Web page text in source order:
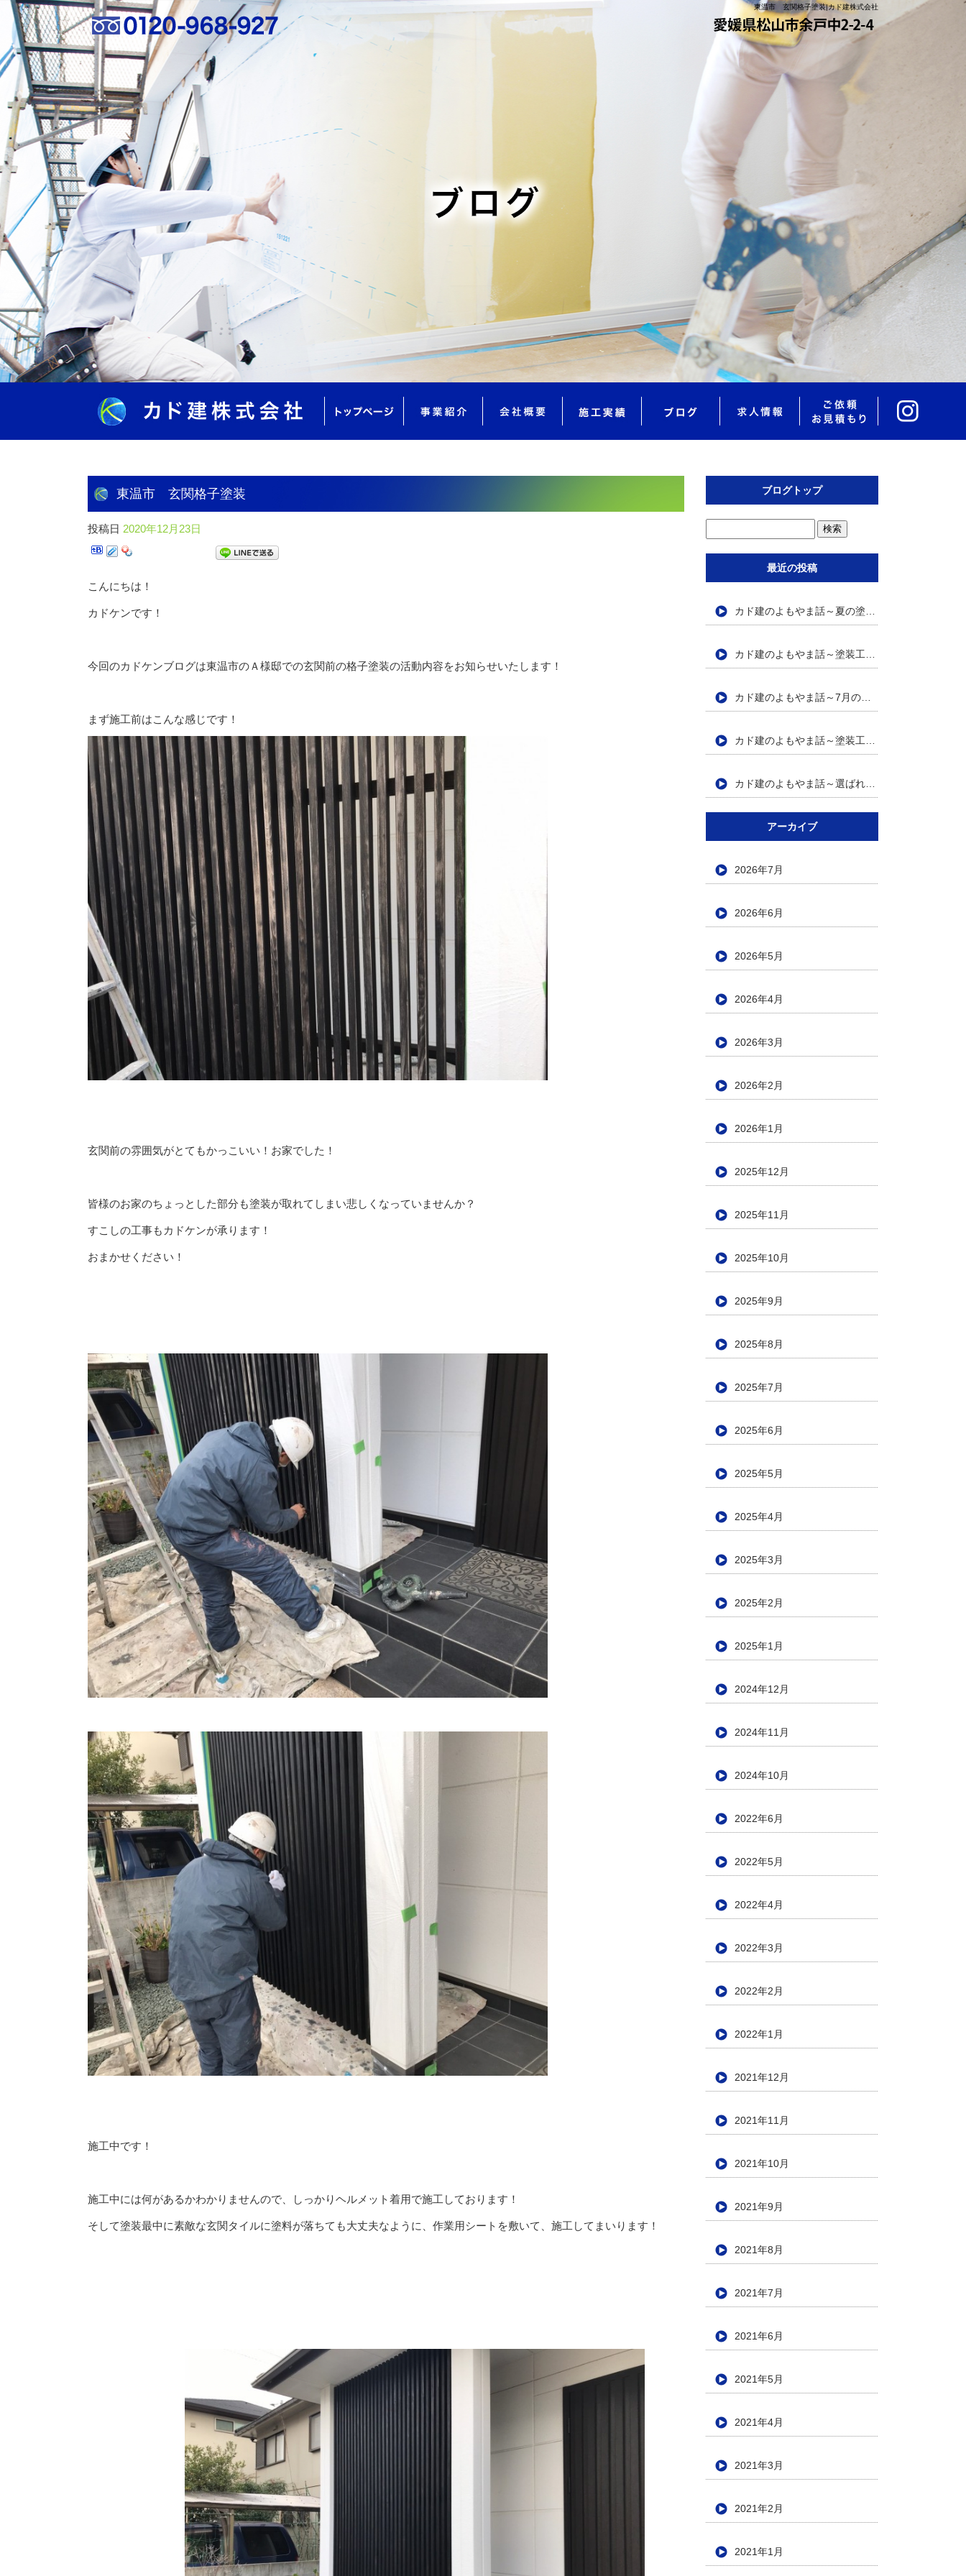
東温市 玄関格子塗装|カド建株式会社
東温市 玄関格子塗装
投稿日 2020年12月23日
こんにちは！
カドケンです！
今回のカドケンブログは東温市のＡ様邸での玄関前の格子塗装の活動内容をお知らせいたします！
まず施工前はこんな感じです！
玄関前の雰囲気がとてもかっこいい！お家でした！
皆様のお家のちょっとした部分も塗装が取れてしまい悲しくなっていませんか？
すこしの工事もカドケンが承ります！
おまかせください！
施工中です！
施工中には何があるかわかりませんので、しっかりヘルメット着用で施工しております！
そして塗装最中に素敵な玄関タイルに塗料が落ちても大丈夫なように、作業用シートを敷いて、施工してまいります！
ブログトップ
最近の投稿
アーカイブ
2026年7月
2026年6月
2026年5月
2026年4月
2026年3月
2026年2月
2026年1月
2025年12月
2025年11月
2025年10月
2025年9月
2025年8月
2025年7月
2025年6月
2025年5月
2025年4月
2025年3月
2025年2月
2025年1月
2024年12月
2024年11月
2024年10月
2022年6月
2022年5月
2022年4月
2022年3月
2022年2月
2022年1月
2021年12月
2021年11月
2021年10月
2021年9月
2021年8月
2021年7月
2021年6月
2021年5月
2021年4月
2021年3月
2021年2月
2021年1月